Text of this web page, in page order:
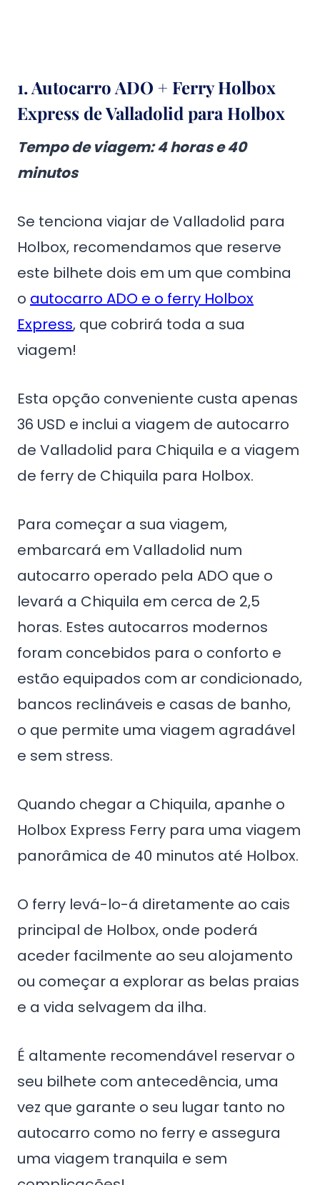
1. Autocarro ADO + Ferry Holbox
Express de Valladolid para Holbox
Tempo de viagem: 4 horas e 40
minutos
Se tenciona viajar de Valladolid para
Holbox, recomendamos que reserve
este bilhete dois em um que combina
o autocarro ADO e o ferry Holbox
Express, que cobrirá toda a sua
viagem!
Esta opção conveniente custa apenas
36 USD e inclui a viagem de autocarro
de Valladolid para Chiquila e a viagem
de ferry de Chiquila para Holbox.
Para começar a sua viagem,
embarcará em Valladolid num
autocarro operado pela ADO que o
levará a Chiquila em cerca de 2,5
horas. Estes autocarros modernos
foram concebidos para o conforto e
estão equipados com ar condicionado,
bancos reclináveis e casas de banho,
o que permite uma viagem agradável
e sem stress.
Quando chegar a Chiquila, apanhe o
Holbox Express Ferry para uma viagem
panorâmica de 40 minutos até Holbox.
O ferry levá-lo-á diretamente ao cais
principal de Holbox, onde poderá
aceder facilmente ao seu alojamento
ou começar a explorar as belas praias
e a vida selvagem da ilha.
É altamente recomendável reservar o
seu bilhete com antecedência, uma
vez que garante o seu lugar tanto no
autocarro como no ferry e assegura
uma viagem tranquila e sem